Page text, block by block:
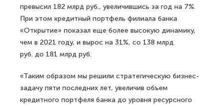
превысил 182 млрд руб., увеличившись за год на 7%.
При этом кредитный портфель филиала банка
«Открытие» показал еще более высокую динамику,
чем в 2021 году, и вырос на 31%, со 138 млрд
руб. до 181 млрд руб.
«Таким образом мы решили стратегическую бизнес-
задачу пяти последних лет, увеличив объем
кредитного портфеля банка до уровня ресурсного